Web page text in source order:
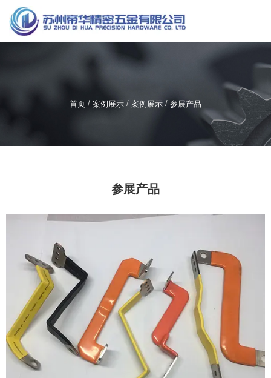
服务热线
137-7195-0090
首页 / 案例展示 / 案例展示 / 参展产品
参展产品